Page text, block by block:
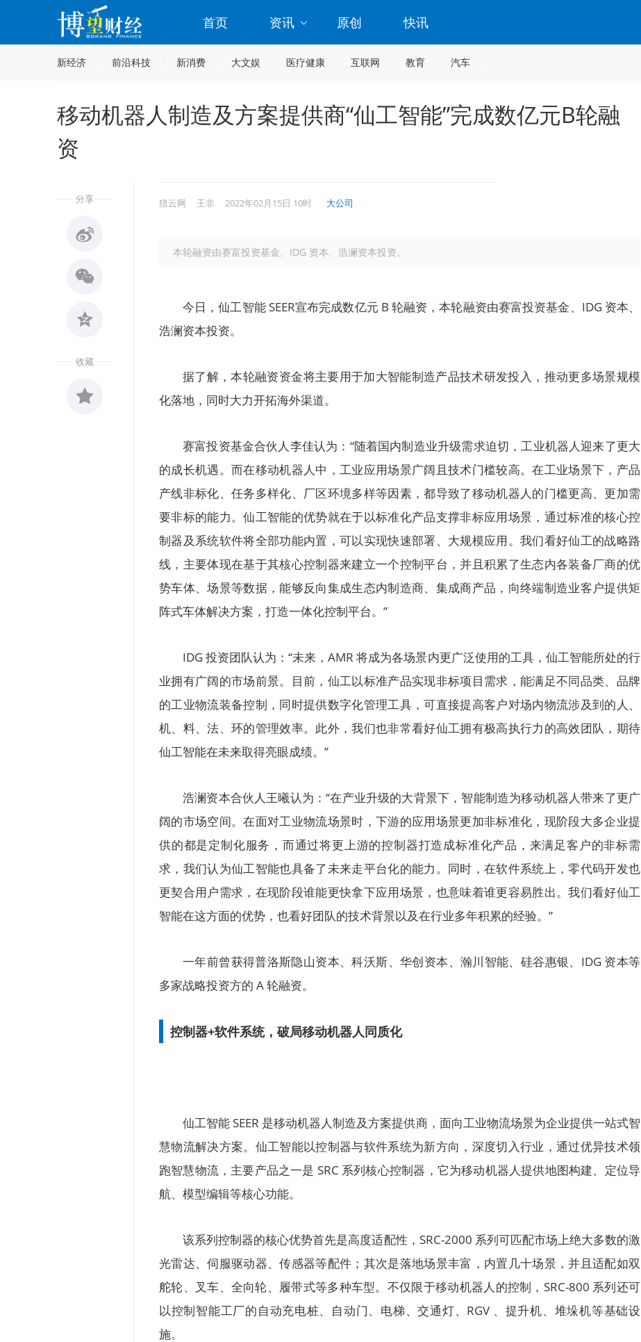
首页 资讯 原创 快讯
新经济 前沿科技 新消费 大文娱 医疗健康 互联网 教育 汽车
移动机器人制造及方案提供商“仙工智能”完成数亿元B轮融
资
分享
收藏
猎云网 王非 2022年02月15日 10时 大公司
本轮融资由赛富投资基金、IDG 资本、浩澜资本投资。
今日，仙工智能 SEER宣布完成数亿元 B 轮融资，本轮融资由赛富投资基金、IDG 资本、
浩澜资本投资。
据了解，本轮融资资金将主要用于加大智能制造产品技术研发投入，推动更多场景规模
化落地，同时大力开拓海外渠道。
赛富投资基金合伙人李佳认为：“随着国内制造业升级需求迫切，工业机器人迎来了更大
的成长机遇。而在移动机器人中，工业应用场景广阔且技术门槛较高。在工业场景下，产品
产线非标化、任务多样化、厂区环境多样等因素，都导致了移动机器人的门槛更高、更加需
要非标的能力。仙工智能的优势就在于以标准化产品支撑非标应用场景，通过标准的核心控
制器及系统软件将全部功能内置，可以实现快速部署、大规模应用。我们看好仙工的战略路
线，主要体现在基于其核心控制器来建立一个控制平台，并且积累了生态内各装备厂商的优
势车体、场景等数据，能够反向集成生态内制造商、集成商产品，向终端制造业客户提供矩
阵式车体解决方案，打造一体化控制平台。”
IDG 投资团队认为：“未来，AMR 将成为各场景内更广泛使用的工具，仙工智能所处的行
业拥有广阔的市场前景。目前，仙工以标准产品实现非标项目需求，能满足不同品类、品牌
的工业物流装备控制，同时提供数字化管理工具，可直接提高客户对场内物流涉及到的人、
机、料、法、环的管理效率。此外，我们也非常看好仙工拥有极高执行力的高效团队，期待
仙工智能在未来取得亮眼成绩。”
浩澜资本合伙人王曦认为：“在产业升级的大背景下，智能制造为移动机器人带来了更广
阔的市场空间。在面对工业物流场景时，下游的应用场景更加非标准化，现阶段大多企业提
供的都是定制化服务，而通过将更上游的控制器打造成标准化产品，来满足客户的非标需
求，我们认为仙工智能也具备了未来走平台化的能力。同时，在软件系统上，零代码开发也
更契合用户需求，在现阶段谁能更快拿下应用场景，也意味着谁更容易胜出。我们看好仙工
智能在这方面的优势，也看好团队的技术背景以及在行业多年积累的经验。”
一年前曾获得普洛斯隐山资本、科沃斯、华创资本、瀚川智能、硅谷惠银、IDG 资本等
多家战略投资方的 A 轮融资。
控制器+软件系统，破局移动机器人同质化
仙工智能 SEER 是移动机器人制造及方案提供商，面向工业物流场景为企业提供一站式智
慧物流解决方案。仙工智能以控制器与软件系统为新方向，深度切入行业，通过优异技术领
跑智慧物流，主要产品之一是 SRC 系列核心控制器，它为移动机器人提供地图构建、定位导
航、模型编辑等核心功能。
该系列控制器的核心优势首先是高度适配性，SRC-2000 系列可匹配市场上绝大多数的激
光雷达、伺服驱动器、传感器等配件；其次是落地场景丰富，内置几十场景，并且适配如双
舵轮、叉车、全向轮、履带式等多种车型。不仅限于移动机器人的控制，SRC-800 系列还可
以控制智能工厂的自动充电桩、自动门、电梯、交通灯、RGV 、提升机、堆垛机等基础设
施。